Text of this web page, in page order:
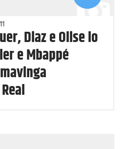
Diaz e Olise lo
e Mbappé